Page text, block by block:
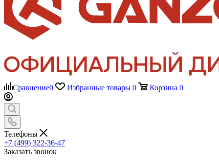
Сравнение0 Избранные товары 0 Корзина 0
Телефоны
+7 (499) 322-36-47
Заказать звонок